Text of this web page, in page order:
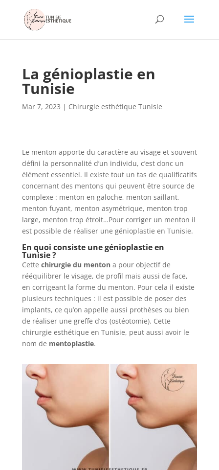
La génioplastie en
Tunisie
Mar 7, 2023 | Chirurgie esthétique Tunisie
Le menton apporte du caractère au visage et souvent
défini la personnalité d’un individu, c’est donc un
élément essentiel. Il existe tout un tas de qualificatifs
concernant des mentons qui peuvent être source de
complexe : menton en galoche, menton saillant,
menton fuyant, menton asymétrique, menton trop
large, menton trop étroit…Pour corriger un menton il
est possible de réaliser une génioplastie en Tunisie.
En quoi consiste une génioplastie en
Tunisie ?
Cette chirurgie du menton a pour objectif de
rééquilibrer le visage, de profil mais aussi de face,
en corrigeant la forme du menton. Pour cela il existe
plusieurs techniques : il est possible de poser des
implants, ce qu’on appelle aussi prothèses ou bien
de réaliser une greffe d’os (ostéotomie). Cette
chirurgie esthétique en Tunisie, peut aussi avoir le
nom de mentoplastie.